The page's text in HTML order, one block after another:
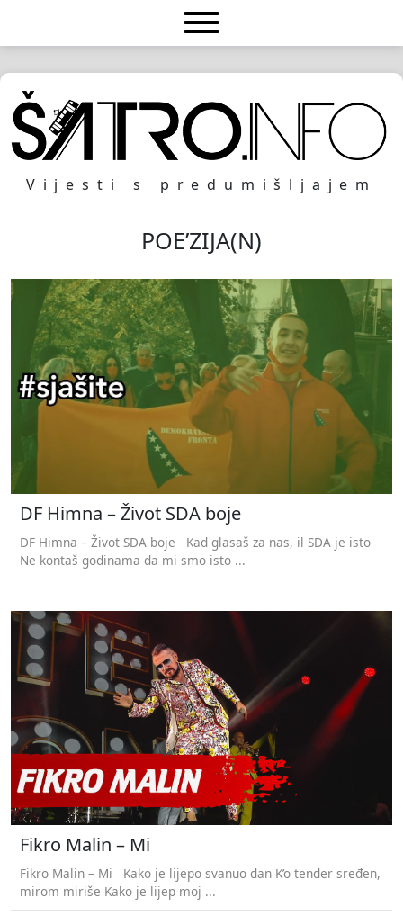
Vijesti s predumišljajem
POE’ZIJA(N)
DF Himna – Život SDA boje
DF Himna – Život SDA boje Kad glasaš za nas, il SDA je isto
Ne kontaš godinama da mi smo isto ...
Fikro Malin – Mi
Fikro Malin – Mi Kako je lijepo svanuo dan K’o tender sređen,
mirom miriše Kako je lijep moj ...